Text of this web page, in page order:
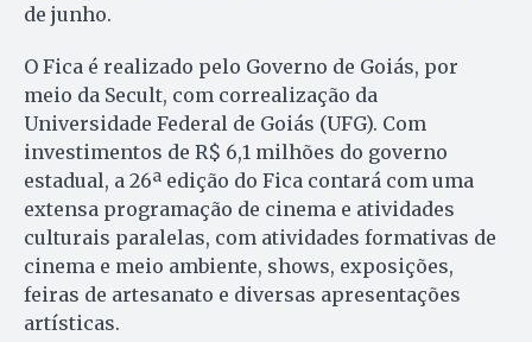
de junho.
O Fica é realizado pelo Governo de Goiás, por
meio da Secult, com correalização da
Universidade Federal de Goiás (UFG). Com
investimentos de R$ 6,1 milhões do governo
estadual, a 26ª edição do Fica contará com uma
extensa programação de cinema e atividades
culturais paralelas, com atividades formativas de
cinema e meio ambiente, shows, exposições,
feiras de artesanato e diversas apresentações
artísticas.